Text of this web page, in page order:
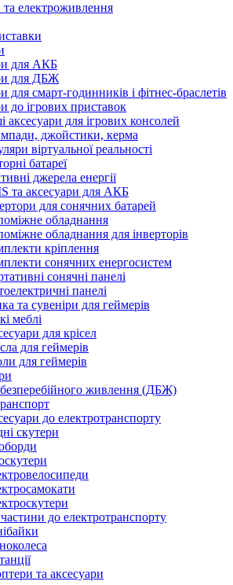
електроживлення
для АКБ
для ДБЖ
для смарт-годинників і фітнес-браслетів
до ігрових приставок
аксесуари для ігрових консолей
джойстики, керма
віртуальної реальності
батареї
джерела енергії
та аксесуари для АКБ
для сонячних батарей
обладнання
обладнання для інверторів
кріплення
сонячних енергосистем
сонячні панелі
панелі
та сувеніри для геймерів
меблі
для крісел
для геймерів
для геймерів
живлення (ДБЖ)
до електротранспорту
скутери
до електротранспорту
та аксесуари